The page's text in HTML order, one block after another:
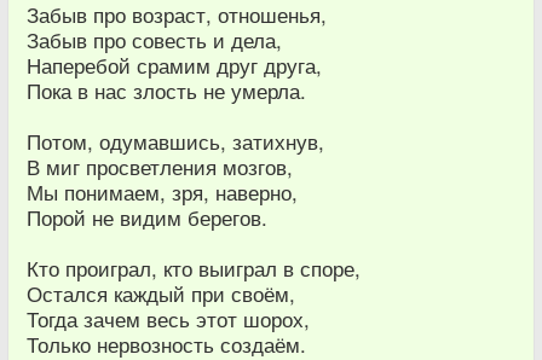
Забыв про возраст, отношенья,
Забыв про совесть и дела,
Наперебой срамим друг друга,
Пока в нас злость не умерла.
Потом, одумавшись, затихнув,
В миг просветления мозгов,
Мы понимаем, зря, наверно,
Порой не видим берегов.
Кто проиграл, кто выиграл в споре,
Остался каждый при своём,
Тогда зачем весь этот шорох,
Только нервозность создаём.